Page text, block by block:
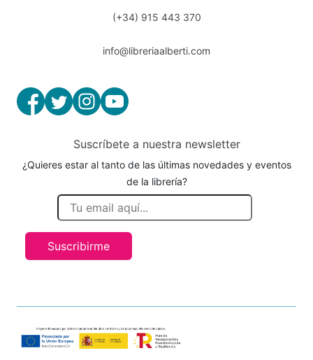
(+34) 915 443 370
info@libreriaalberti.com
Suscríbete a nuestra newsletter
¿Quieres estar al tanto de las últimas novedades y eventos
de la librería?
Suscribirme